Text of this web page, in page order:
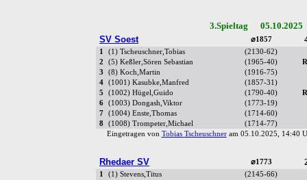
3.Spieltag
SV Soest
⌀1857
1 (1) Tscheuschner,Tobias (2130-62)
2
(5) Keßler,Sören Sebastian (1965-40)
3
(8) Koch,Martin (1916-75)
4
(1001) Kasubke,Manfred (1857-31)
5
(1002) Hügel,Guido (1790-40)
6
(1003) Dongash,Viktor (1773-19)
7
(1004) Enste,Thomas (1714-60)
8
(1008) Trompeter,Michael (1714-77)
Eingetragen von Tobias Tscheuschneram 05.10.2025, 14:40
Rhedaer SV ⌀1773
1 (1) Stevens,Titus (2145-66)